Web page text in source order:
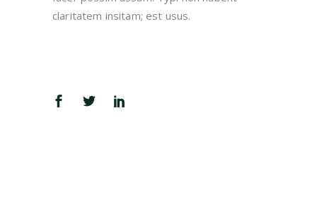
claritatem insitam; est usus.